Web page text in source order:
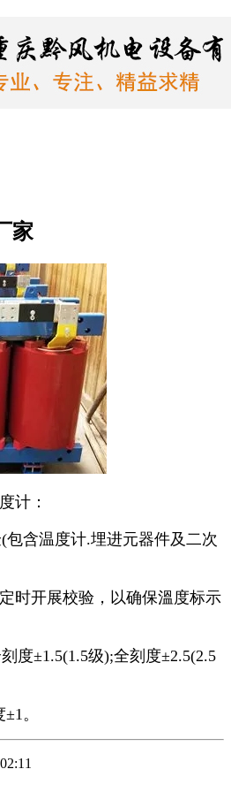
家
计：
含温度计.埋进元器件及二次
时开展校验，以确保溫度标示
度±1.5(1.5级);全刻度±2.5(2.5
。